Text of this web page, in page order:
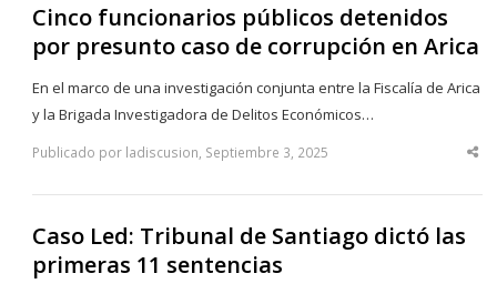
Cinco funcionarios públicos detenidos
por presunto caso de corrupción en Arica
En el marco de una investigación conjunta entre la Fiscalía de Arica
y la Brigada Investigadora de Delitos Económicos…
Publicado por ladiscusion, Septiembre 3, 2025
Caso Led: Tribunal de Santiago dictó las
primeras 11 sentencias